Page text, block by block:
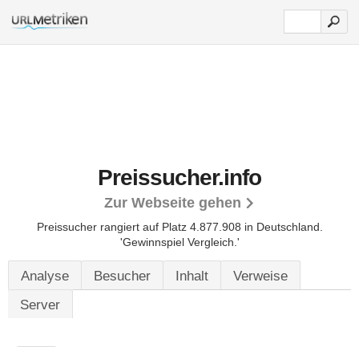
Preissucher.info
Zur Webseite gehen
Preissucher rangiert auf Platz 4.877.908 in Deutschland.
'Gewinnspiel Vergleich.'
Analyse Besucher Inhalt
Verweise
Server